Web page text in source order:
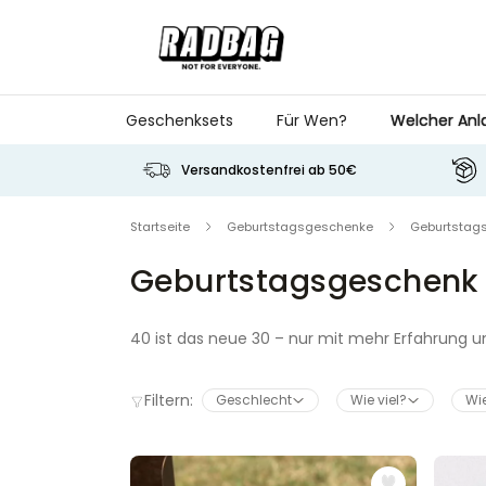
Geschenksets Für Wen? Welcher
Versandkostenfrei ab 50€
Startseite Geburtstagsgeschenke
Geburtstagsgeschenk
40 ist das neue 30 – nur mit mehr Erfahrung
Filtern:
Geschlecht Wie viel?